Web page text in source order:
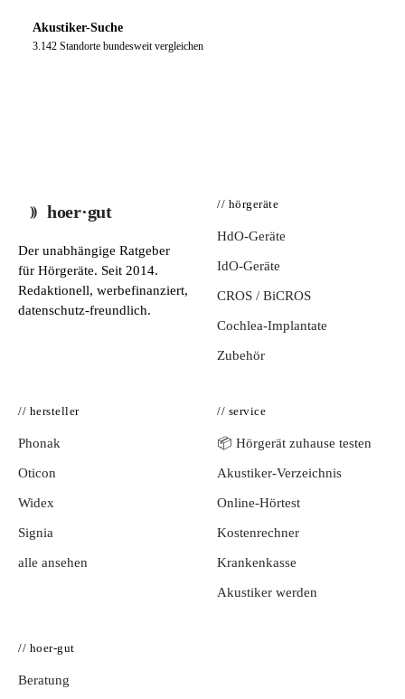
Akustiker-Suche
3.142 Standorte bundesweit vergleichen
hoer·gut
Der unabhängige Ratgeber
für Hörgeräte. Seit 2014.
Redaktionell, werbefinanziert,
datenschutz-freundlich.
// hörgeräte
HdO-Geräte
IdO-Geräte
CROS / BiCROS
Cochlea-Implantate
Zubehör
// hersteller
Phonak
Oticon
Widex
Signia
alle ansehen
// service
📦 Hörgerät zuhause testen
Akustiker-Verzeichnis
Online-Hörtest
Kostenrechner
Krankenkasse
Akustiker werden
// hoer-gut
Beratung